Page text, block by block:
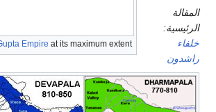
Empire at its maximum extent.
المقالة
الرئيسية:
خلفاء
راشدون